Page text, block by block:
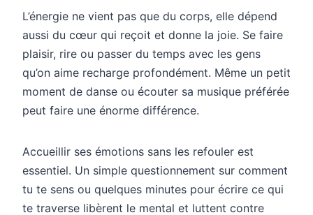
L’énergie ne vient pas que du corps, elle dépend
aussi du cœur qui reçoit et donne la joie. Se faire
plaisir, rire ou passer du temps avec les gens
qu’on aime recharge profondément. Même un petit
moment de danse ou écouter sa musique préférée
peut faire une énorme différence.
Accueillir ses émotions sans les refouler est
essentiel. Un simple questionnement sur comment
tu te sens ou quelques minutes pour écrire ce qui
te traverse libèrent le mental et luttent contre